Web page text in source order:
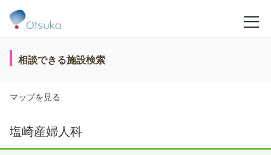
相談できる施設検索
マップを見る
塩崎産婦人科